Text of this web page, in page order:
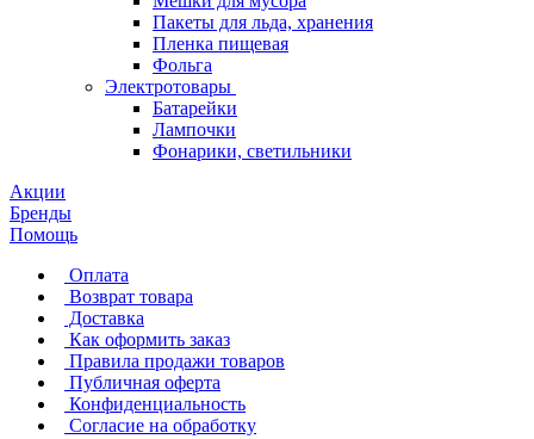
Пакеты для льда, хранения
Пленка пищевая
Фольга
Электротовары
Батарейки
Лампочки
Фонарики, светильники
Акции
Бренды
Помощь
Оплата
Возврат товара
Доставка
Как оформить заказ
Правила продажи товаров
Публичная оферта
Конфиденциальность
Согласие на обработку